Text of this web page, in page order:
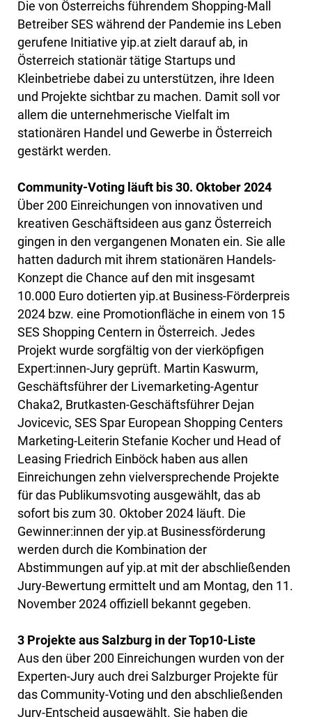
Die von Österreichs führendem Shopping-Mall
Betreiber SES während der Pandemie ins Leben
gerufene Initiative yip.at zielt darauf ab, in
Österreich stationär tätige Startups und
Kleinbetriebe dabei zu unterstützen, ihre Ideen
und Projekte sichtbar zu machen. Damit soll vor
allem die unternehmerische Vielfalt im
stationären Handel und Gewerbe in Österreich
gestärkt werden.
Community-Voting läuft bis 30. Oktober 2024
Über 200 Einreichungen von innovativen und
kreativen Geschäftsideen aus ganz Österreich
gingen in den vergangenen Monaten ein. Sie alle
hatten dadurch mit ihrem stationären Handels-
Konzept die Chance auf den mit insgesamt
10.000 Euro dotierten yip.at Business-Förderpreis
2024 bzw. eine Promotionfläche in einem von 15
SES Shopping Centern in Österreich. Jedes
Projekt wurde sorgfältig von der vierköpfigen
Expert:innen-Jury geprüft. Martin Kaswurm,
Geschäftsführer der Livemarketing-Agentur
Chaka2, Brutkasten-Geschäftsführer Dejan
Jovicevic, SES Spar European Shopping Centers
Marketing-Leiterin Stefanie Kocher und Head of
Leasing Friedrich Einböck haben aus allen
Einreichungen zehn vielversprechende Projekte
für das Publikumsvoting ausgewählt, das ab
sofort bis zum 30. Oktober 2024 läuft. Die
Gewinner:innen der yip.at Businessförderung
werden durch die Kombination der
Abstimmungen auf yip.at mit der abschließenden
Jury-Bewertung ermittelt und am Montag, den 11.
November 2024 offiziell bekannt gegeben.
3 Projekte aus Salzburg in der Top10-Liste
Aus den über 200 Einreichungen wurden von der
Experten-Jury auch drei Salzburger Projekte für
das Community-Voting und den abschließenden
Jury-Entscheid ausgewählt. Sie haben die